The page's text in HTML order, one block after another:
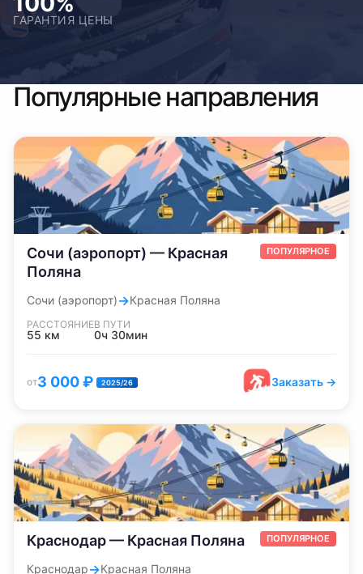
ГАРАНТИЯ ЦЕНЫ
Популярные направления
Сочи (аэропорт) — Красная
Поляна
ПОПУЛЯРНОЕ
Сочи (аэропорт)→Красная Поляна
РАССТОЯНИЕ
55 км
В ПУТИ
0ч 30мин
от3 000₽ 2025/26 Заказать →
Краснодар — Красная Поляна ПОПУЛЯРНОЕ
Краснодар→Красная Поляна